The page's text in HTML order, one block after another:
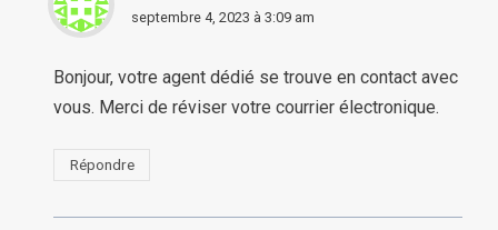
septembre 4, 2023 à 3:09 am
Bonjour, votre agent dédié se trouve en contact avec
vous. Merci de réviser votre courrier électronique.
Répondre